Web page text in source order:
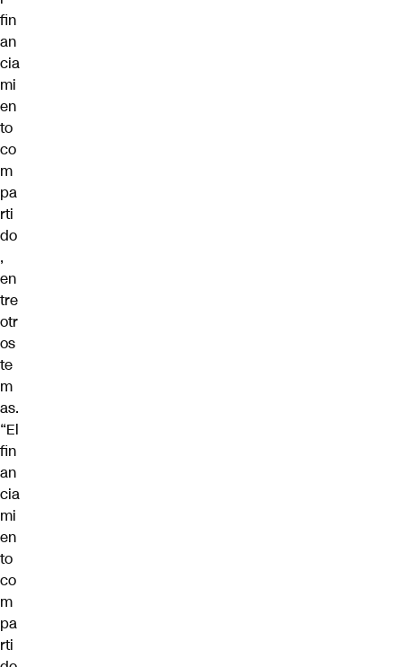
fin
an
cia
mi
en
to
co
m
pa
rti
do
,
en
tre
otr
os
te
m
as.
“El
fin
an
cia
mi
en
to
co
m
pa
rti